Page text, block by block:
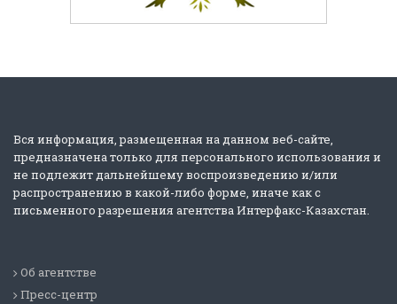
Вся информация, размещенная на данном веб-сайте,
предназначена только для персонального использования и
не подлежит дальнейшему воспроизведению и/или
распространению в какой-либо форме, иначе как с
письменного разрешения агентства Интерфакс-Казахстан.
Об агентстве
Пресс-центр